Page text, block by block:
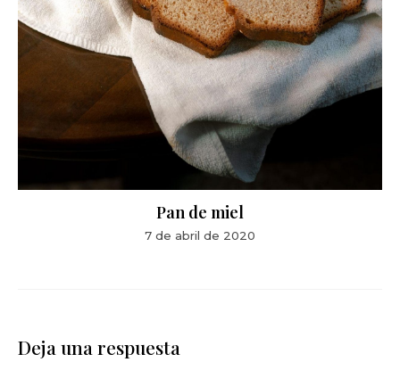
Pan de miel
7 de abril de 2020
Deja una respuesta